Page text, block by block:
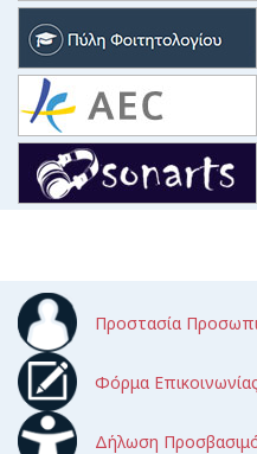
Προστασία
Φόρμα
Δήλωση